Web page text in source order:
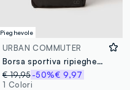
Pieghevole
URBAN COMMUTER
Borsa sportiva ripieghevole nera con vestibilità pratica
€ 19,95 -50%€ 9,97
1 Colori